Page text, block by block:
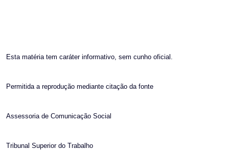
Esta matéria tem caráter informativo, sem cunho oficial.
Permitida a reprodução mediante citação da fonte
Assessoria de Comunicação Social
Tribunal Superior do Trabalho